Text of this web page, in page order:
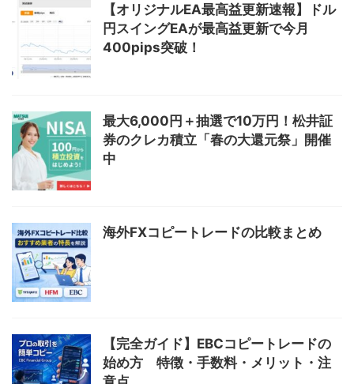
【オリジナルEA最高益更新速報】ドル
円スイングEAが最高益更新で今月
400pips突破！
最大6,000円＋抽選で10万円！松井証
券のクレカ積立「春の大還元祭」開催
中
海外FXコピートレードの比較まとめ
【完全ガイド】EBCコピートレードの
始め方 特徴・手数料・メリット・注